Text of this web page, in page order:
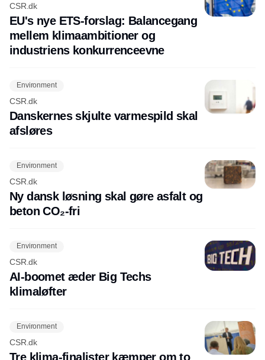
CSR.dk
EU's nye ETS-forslag: Balancegang
mellem klimaambitioner og
industriens konkurrenceevne
Environment
CSR.dk
Danskernes skjulte varmespild skal
afsløres
Environment
CSR.dk
Ny dansk løsning skal gøre asfalt og
beton CO₂-fri
Environment
CSR.dk
AI-boomet æder Big Techs
klimaløfter
Environment
CSR.dk
Tre klima-finalister kæmper om to